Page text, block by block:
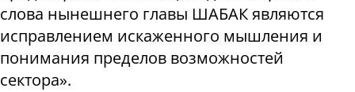
слова нынешнего главы ШАБАК являются
исправлением искаженного мышления и
понимания пределов возможностей
сектора».